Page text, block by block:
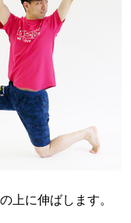
上に伸ばします。